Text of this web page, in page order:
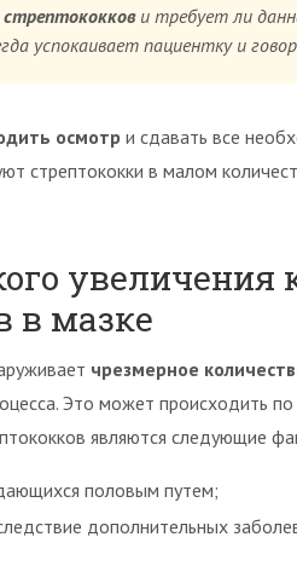
и требует ли
успокаивает пациентку и
осмотр и сдавать все
стрептококки в малом
увеличения
в мазке
чрезмерное
Это может происходить
являются следующие
половым путем;
дополнительных